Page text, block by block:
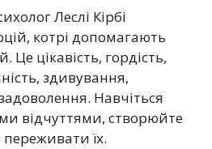
Леслі Кірбі
котрі допомагають
Це цікавість, гордість,
здивування,
Навчіться
відчуттями, створюйте
їх.